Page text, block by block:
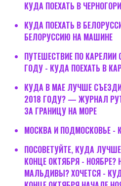
КУДА ПОЕХАТЬ В
КУДА ПОЕХАТЬ В
БЕЛОРУССИЮ НА МАШИНЕ
ПУТЕШЕСТВИЕ ПО
ГОДУ - КУДА ПОЕХАТЬ В
КУДА В МАЕ ЛУЧШЕ
2018 ГОДУ? — ЖУРНАЛ
ЗА ГРАНИЦУ НА МОРЕ
МОСКВА И ПОДМОСКОВЬЕ -
ПОСОВЕТУЙТЕ, КУДА
КОНЦЕ ОКТЯБРЯ -
МАЛЬДИВЫ? ХОЧЕТСЯ -